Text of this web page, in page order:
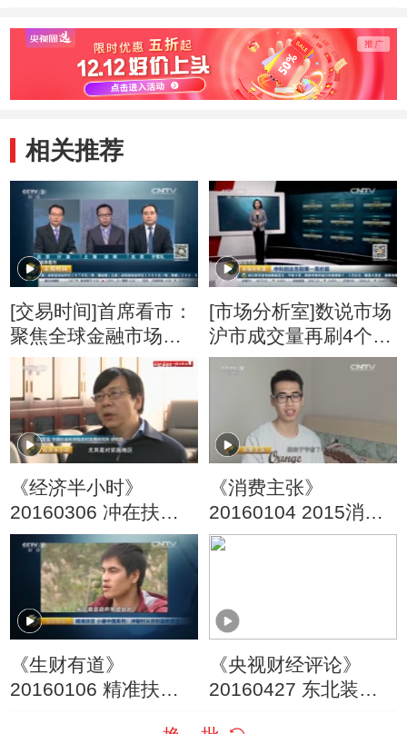
相关推荐
[交易时间]首席看市：
聚焦全球金融市场波
动
[市场分析室]数说市场
沪市成交量再刷4个月
新低
《经济半小时》
20160306 冲在扶贫
一线的“第一书记”
《消费主张》
20160104 2015消费
潮流最前沿——智能
《生财有道》
20160106 精准扶贫
《央视财经评论》
20160427 东北装备